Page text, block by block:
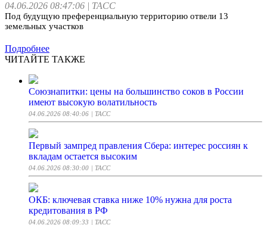
04.06.2026 08:47:06 | ТАСС
Под будущую преференциальную территорию отвели 13
земельных участков
Подробнее
ЧИТАЙТЕ ТАКЖЕ
Союзнапитки: цены на большинство соков в России
имеют высокую волатильность
04.06.2026 08:40:06 | ТАСС
Первый зампред правления Сбера: интерес россиян к
вкладам остается высоким
04.06.2026 08:30:00 | ТАСС
ОКБ: ключевая ставка ниже 10% нужна для роста
кредитования в РФ
04.06.2026 08:09:33 | ТАСС